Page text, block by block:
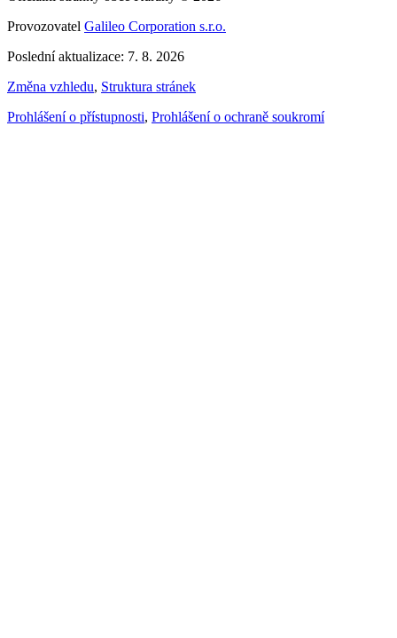
Provozovatel Galileo Corporation s.r.o.
Poslední aktualizace: 7. 8. 2026
Změna vzhledu, Struktura stránek
Prohlášení o přístupnosti, Prohlášení o ochraně soukromí